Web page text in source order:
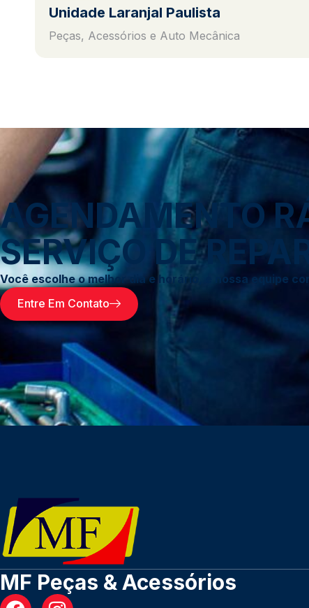
Unidade Laranjal Paulista
Peças, Acessórios e Auto Mecânica
AGENDAMENTO
SERVIÇO DE
Você escolhe o melhor dia e horário, e nossa equipe
Entre Em Contato
MF Peças & Acessórios